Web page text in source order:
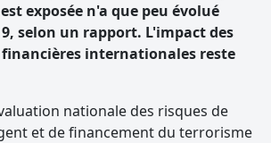
exposée n'a que peu évolué
selon un rapport. L'impact des
internationales reste
nationale des risques de
et de financement du terrorisme